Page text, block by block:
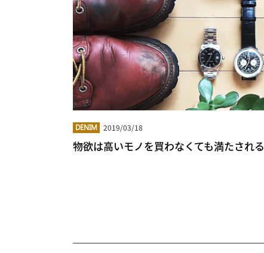
DENIM 2019/03/18
物欲は高いモノを買わなくても満たされる